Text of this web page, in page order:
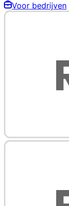
Voor bedrijven